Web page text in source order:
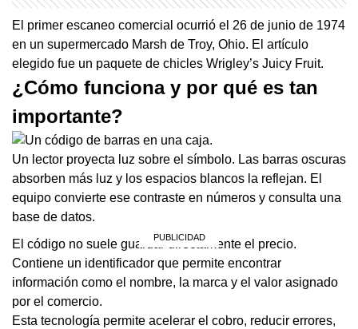
El primer escaneo comercial ocurrió el 26 de junio de 1974
en un supermercado Marsh de Troy, Ohio. El artículo
elegido fue un paquete de chicles Wrigley’s Juicy Fruit.
¿Cómo funciona y por qué es tan
importante?
Un lector proyecta luz sobre el símbolo. Las barras oscuras
absorben más luz y los espacios blancos la reflejan. El
equipo convierte ese contraste en números y consulta una
base de datos.
El código no suele guardar directamente el precio.
Contiene un identificador que permite encontrar
información como el nombre, la marca y el valor asignado
por el comercio.
Esta tecnología permite acelerar el cobro, reducir errores,